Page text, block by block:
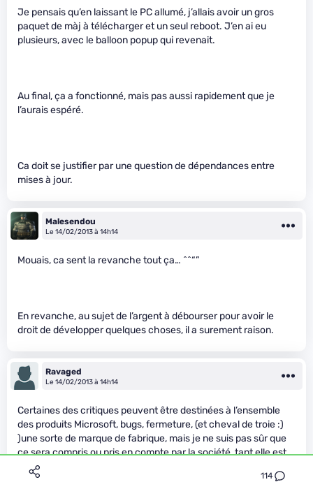
114
Je pensais qu’en laissant le PC allumé, j’allais avoir un gros
paquet de màj à télécharger et un seul reboot. J’en ai eu
plusieurs, avec le balloon popup qui revenait.
Au final, ça a fonctionné, mais pas aussi rapidement que je
l’aurais espéré.
Ca doit se justifier par une question de dépendances entre
mises à jour.
Malesendou
Le 14/02/2013 à 14h14
Mouais, ca sent la revanche tout ça… ^^“”
En revanche, au sujet de l’argent à débourser pour avoir le
droit de développer quelques choses, il a surement raison.
Ravaged
Le 14/02/2013 à 14h14
Certaines des critiques peuvent être destinées à l’ensemble
des produits Microsoft, bugs, fermeture, (et cheval de troie :)
)une sorte de marque de fabrique, mais je ne suis pas sûr que
ce sera compris ou pris en compte par la société, tant elle est
bornée.